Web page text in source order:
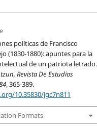
políticas de Francisco
(1830-1880): apuntes para la
de un patriota letrado.
Revista De Estudios
, 365-389.
10.35830/jgc7n811
Formats